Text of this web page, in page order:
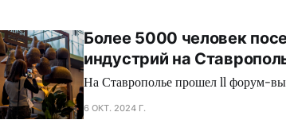
Более 5000 человек
индустрий на
На Ставрополье прошел ll форум-
6 ОКТ. 2024 Г.